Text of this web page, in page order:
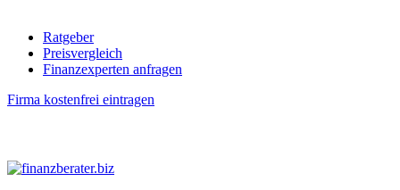
Ratgeber
Preisvergleich
Finanzexperten anfragen
Firma kostenfrei eintragen